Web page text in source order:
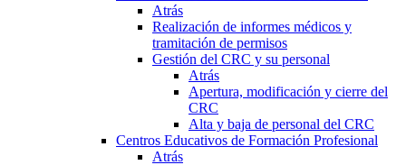
Atrás
Realización de informes médicos y
tramitación de permisos
Gestión del CRC y su personal
Atrás
Apertura, modificación y cierre del
CRC
Alta y baja de personal del CRC
Centros Educativos de Formación Profesional
Atrás